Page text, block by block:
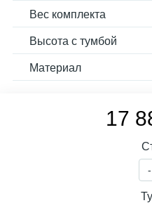
Вес комплекта
Высота с тумбой
Материал
17
-